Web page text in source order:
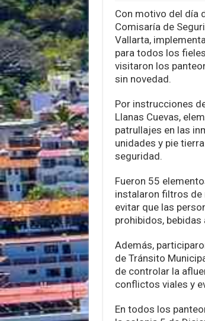
Con motivo del día
Comisaría de
Vallarta,
para todos los
visitaron los
sin novedad.
Por instrucciones
Llanas Cuevas,
patrullajes en las
unidades y pie
seguridad.
Fueron 55
instalaron filtros de
evitar que las
prohibidos,
Además,
de Tránsito
de controlar la
conflictos viales y
En todos los